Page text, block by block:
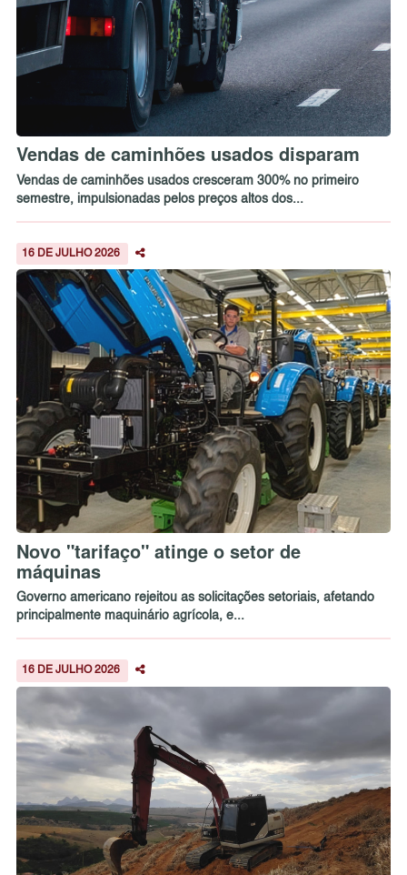
Vendas de caminhões usados disparam
Vendas de caminhões usados cresceram 300% no primeiro
semestre, impulsionadas pelos preços altos dos...
16 DE JULHO 2026
Novo "tarifaço" atinge o setor de
máquinas
Governo americano rejeitou as solicitações setoriais, afetando
principalmente maquinário agrícola, e...
16 DE JULHO 2026